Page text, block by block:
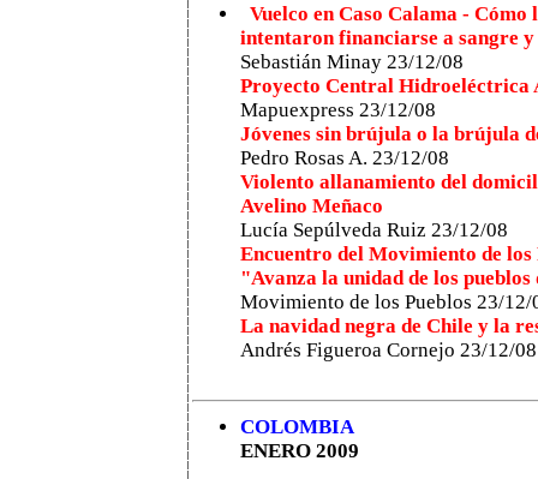
Vuelco en Caso Calama -
intentaron financiarse a sangre
Sebastián Minay 23/12/08
Proyecto Central Hidroeléctrica
Mapuexpress 23/12/08
Jóvenes sin brújula o la brújula
Pedro Rosas A. 23/12/08
Violento allanamiento del
Avelino Meñaco
Lucía Sepúlveda Ruiz 23/12/08
Encuentro del Movimiento de los
"Avanza la unidad de los
Movimiento de los Pueblos 23/12/
La navidad negra de Chile y la
Andrés Figueroa Cornejo 23/12/08
COLOMBIA
ENERO 2009